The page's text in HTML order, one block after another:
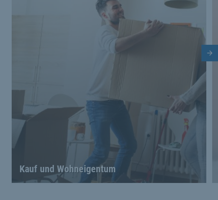
Kauf und Wohneigentum